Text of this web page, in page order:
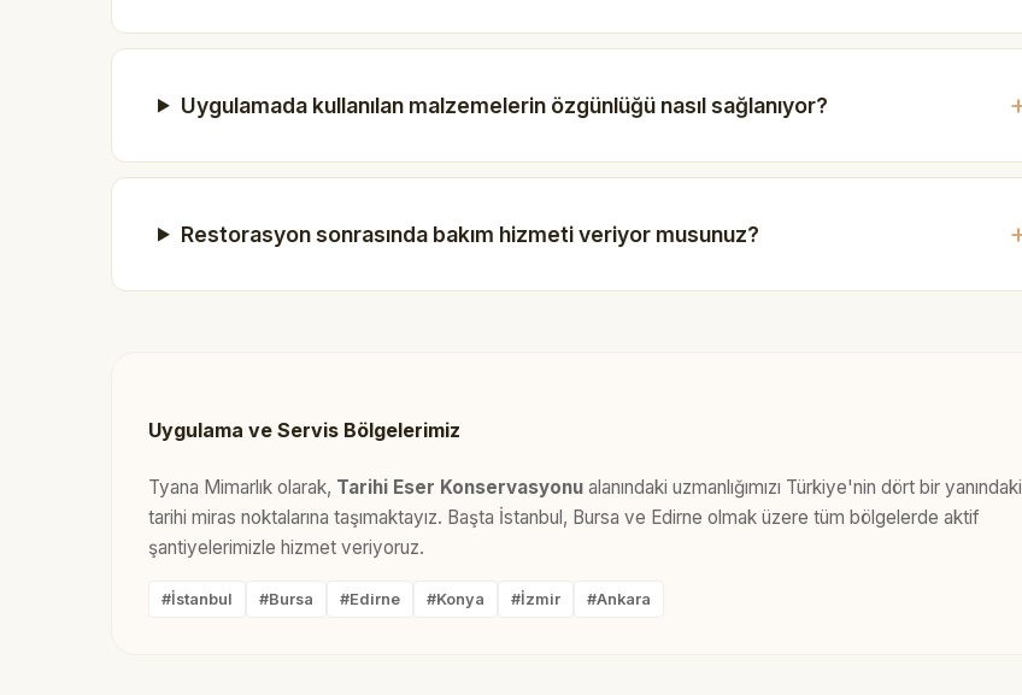
Uygulamada kullanılan malzemelerin özgünlüğü nasıl sağlanıyor?
Restorasyon sonrasında bakım hizmeti veriyor musunuz?
Uygulama ve Servis Bölgelerimiz
Tyana Mimarlık olarak, Tarihi Eser Konservasyonu alanındaki uzmanlığımızı Türkiye'nin dört bir yanındaki
tarihi miras noktalarına taşımaktayız. Başta İstanbul, Bursa ve Edirne olmak üzere tüm bölgelerde aktif
şantiyelerimizle hizmet veriyoruz.
#İstanbul #Bursa #Edirne #Konya #İzmir #Ankara